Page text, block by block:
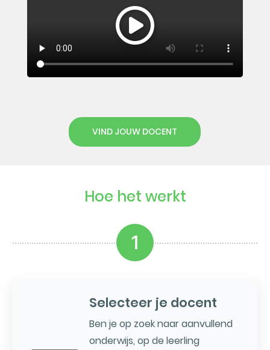
VIND JOUW DOCENT
Hoe het werkt
1
Selecteer je docent
Ben je op zoek naar aanvullend
onderwijs, op de leerling